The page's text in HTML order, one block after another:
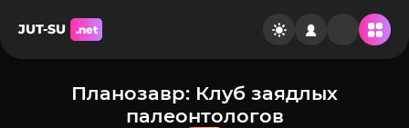
JUT-SU .net
Планозавр: Клуб заядлых
палеонтологов